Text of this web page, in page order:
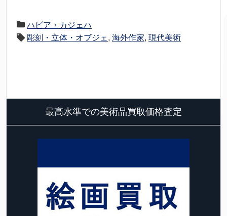
ハビア・カジェハ
彫刻・立体・オブジェ , 海外作家, 現代美術
最高水準での美術品買取価格査定